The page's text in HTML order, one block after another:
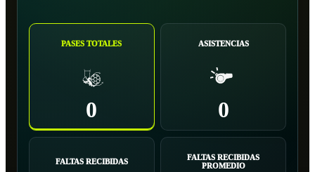
PASES TOTALES
0
ASISTENCIAS
0
FALTAS RECIBIDAS
FALTAS RECIBIDAS
PROMEDIO